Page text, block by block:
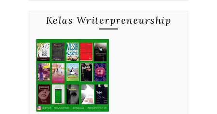
Kelas Writerpreneurship